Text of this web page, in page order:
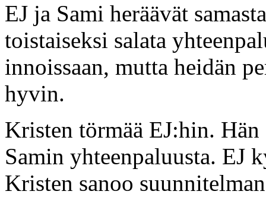
EJ ja Sami heräävät
toistaiseksi salata
innoissaan, mutta heidän
hyvin.
Kristen törmää EJ:hin.
Samin yhteenpaluusta. EJ
Kristen sanoo